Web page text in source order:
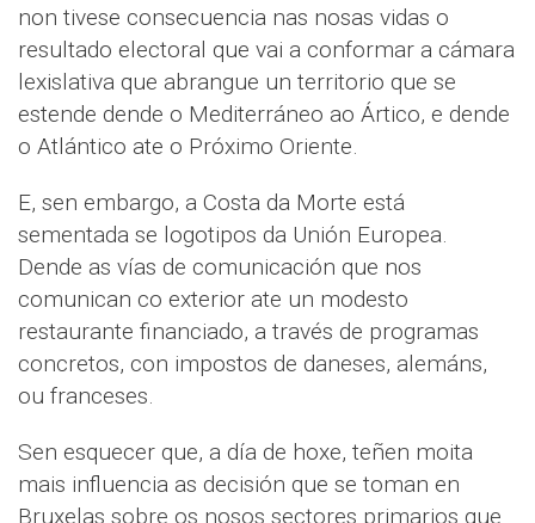
non tivese consecuencia nas nosas vidas o
resultado electoral que vai a conformar a cámara
lexislativa que abrangue un territorio que se
estende dende o Mediterráneo ao Ártico, e dende
o Atlántico ate o Próximo Oriente.
E, sen embargo, a Costa da Morte está
sementada se logotipos da Unión Europea.
Dende as vías de comunicación que nos
comunican co exterior ate un modesto
restaurante financiado, a través de programas
concretos, con impostos de daneses, alemáns,
ou franceses.
Sen esquecer que, a día de hoxe, teñen moita
mais influencia as decisión que se toman en
Bruxelas sobre os nosos sectores primarios que